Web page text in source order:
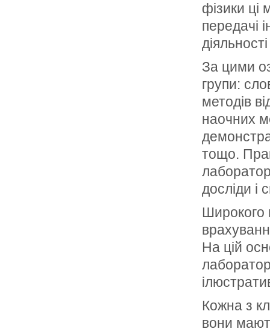
фізики ці
передачі
За цими
групи:
методів
наочних
тощо.
досліди і
Широкого
На цій
Кожна з
вони